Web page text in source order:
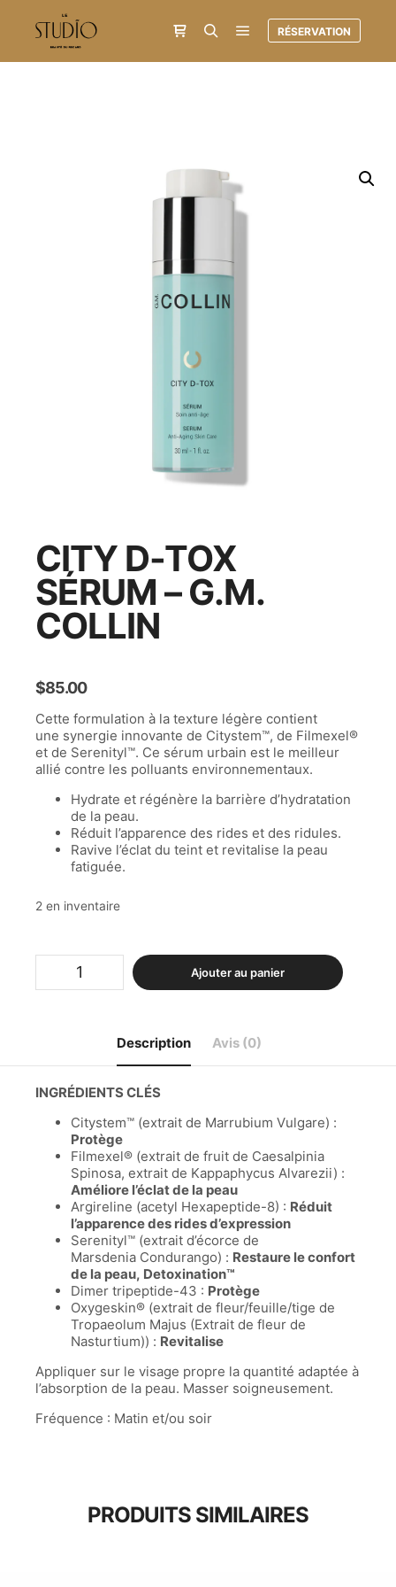
RÉSERVATION
CITY D-TOX
SÉRUM – G.M.
COLLIN
$85.00
Cette formulation à la texture légère contient
une synergie innovante de Citystem™, de Filmexel®
et de Serenityl™. Ce sérum urbain est le meilleur
allié contre les polluants environnementaux.
Hydrate et régénère la barrière d’hydratation
de la peau.
Réduit l’apparence des rides et des ridules.
Ravive l’éclat du teint et revitalise la peau
fatiguée.
2 en inventaire
Ajouter au panier
Description Avis (0)
INGRÉDIENTS CLÉS
Citystem™ (extrait de Marrubium Vulgare) :
Protège
Filmexel® (extrait de fruit de Caesalpinia
Spinosa, extrait de Kappaphycus Alvarezii) :
Améliore l’éclat de la peau
Argireline (acetyl Hexapeptide-8) : Réduit
l’apparence des rides d’expression
Serenityl™ (extrait d’écorce de
Marsdenia Condurango) : Restaure le confort
de la peau, Detoxination™
Dimer tripeptide-43 : Protège
Oxygeskin® (extrait de fleur/feuille/tige de
Tropaeolum Majus (Extrait de fleur de
Nasturtium)) : Revitalise
Appliquer sur le visage propre la quantité adaptée à
l’absorption de la peau. Masser soigneusement.
Fréquence : Matin et/ou soir
PRODUITS SIMILAIRES